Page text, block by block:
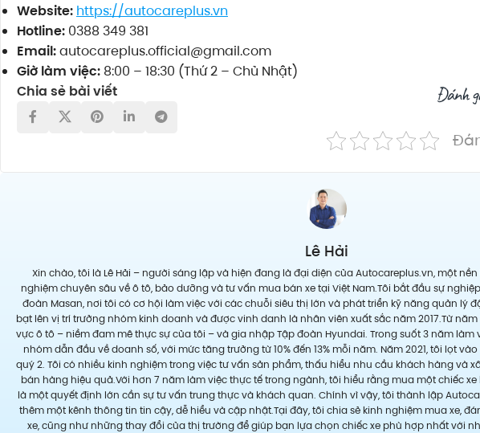
Website: https://autocareplus.vn
Hotline: 0388 349 381
Email:autocareplus.official@gmail.com
Giờ làm việc: 8:00 – 18:30 (Thứ 2 – Chủ Nhật)
Chia sẻ bài viết
Lê Hải
Xin chào, tôi là Lê Hải – người sáng lập và hiện đang là đại diện của Autocareplus.vn, một
nghiệm chuyên sâu về ô tô, bảo dưỡng và tư vấn mua bán xe tại Việt Nam.Tôi bắt đầu sự
đoàn Masan, nơi tôi có cơ hội làm việc với các chuỗi siêu thị lớn và phát triển kỹ năng quản lý
bạt lên vị trí trưởng nhóm kinh doanh và được vinh danh là nhân viên xuất sắc năm 2017.Từ
vực ô tô – niềm đam mê thực sự của tôi – và gia nhập Tập đoàn Hyundai. Trong suốt 3 năm
nhóm dẫn đầu về doanh số, với mức tăng trưởng từ 10% đến 13% mỗi năm. Năm 2021, tôi lọt
quý 2. Tôi có nhiều kinh nghiệm trong việc tư vấn sản phẩm, thấu hiểu nhu cầu khách hàng và
bán hàng hiệu quả.Với hơn 7 năm làm việc thực tế trong ngành, tôi hiểu rằng mua một chiếc
là một quyết định lớn cần sự tư vấn trung thực và khách quan. Chính vì vậy, tôi thành lập
thêm một kênh thông tin tin cậy, dễ hiểu và cập nhật.Tại đây, tôi chia sẻ kinh nghiệm mua xe,
xe, cũng như những thay đổi của thị trường để giúp bạn lựa chọn chiếc xe phù hợp nhất với